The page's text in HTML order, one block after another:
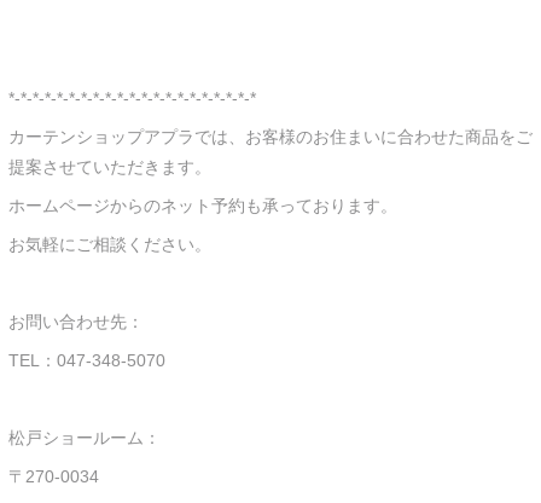
*-*-*-*-*-*-*-*-*-*-*-*-*-*-*-*-*-*-*-*-*
カーテンショップアプラでは、お客様のお住まいに合わせた商品をご
提案させていただきます。
ホームページからのネット予約も承っております。
お気軽にご相談ください。
お問い合わせ先：
TEL：047-348-5070
松戸ショールーム：
〒270-0034